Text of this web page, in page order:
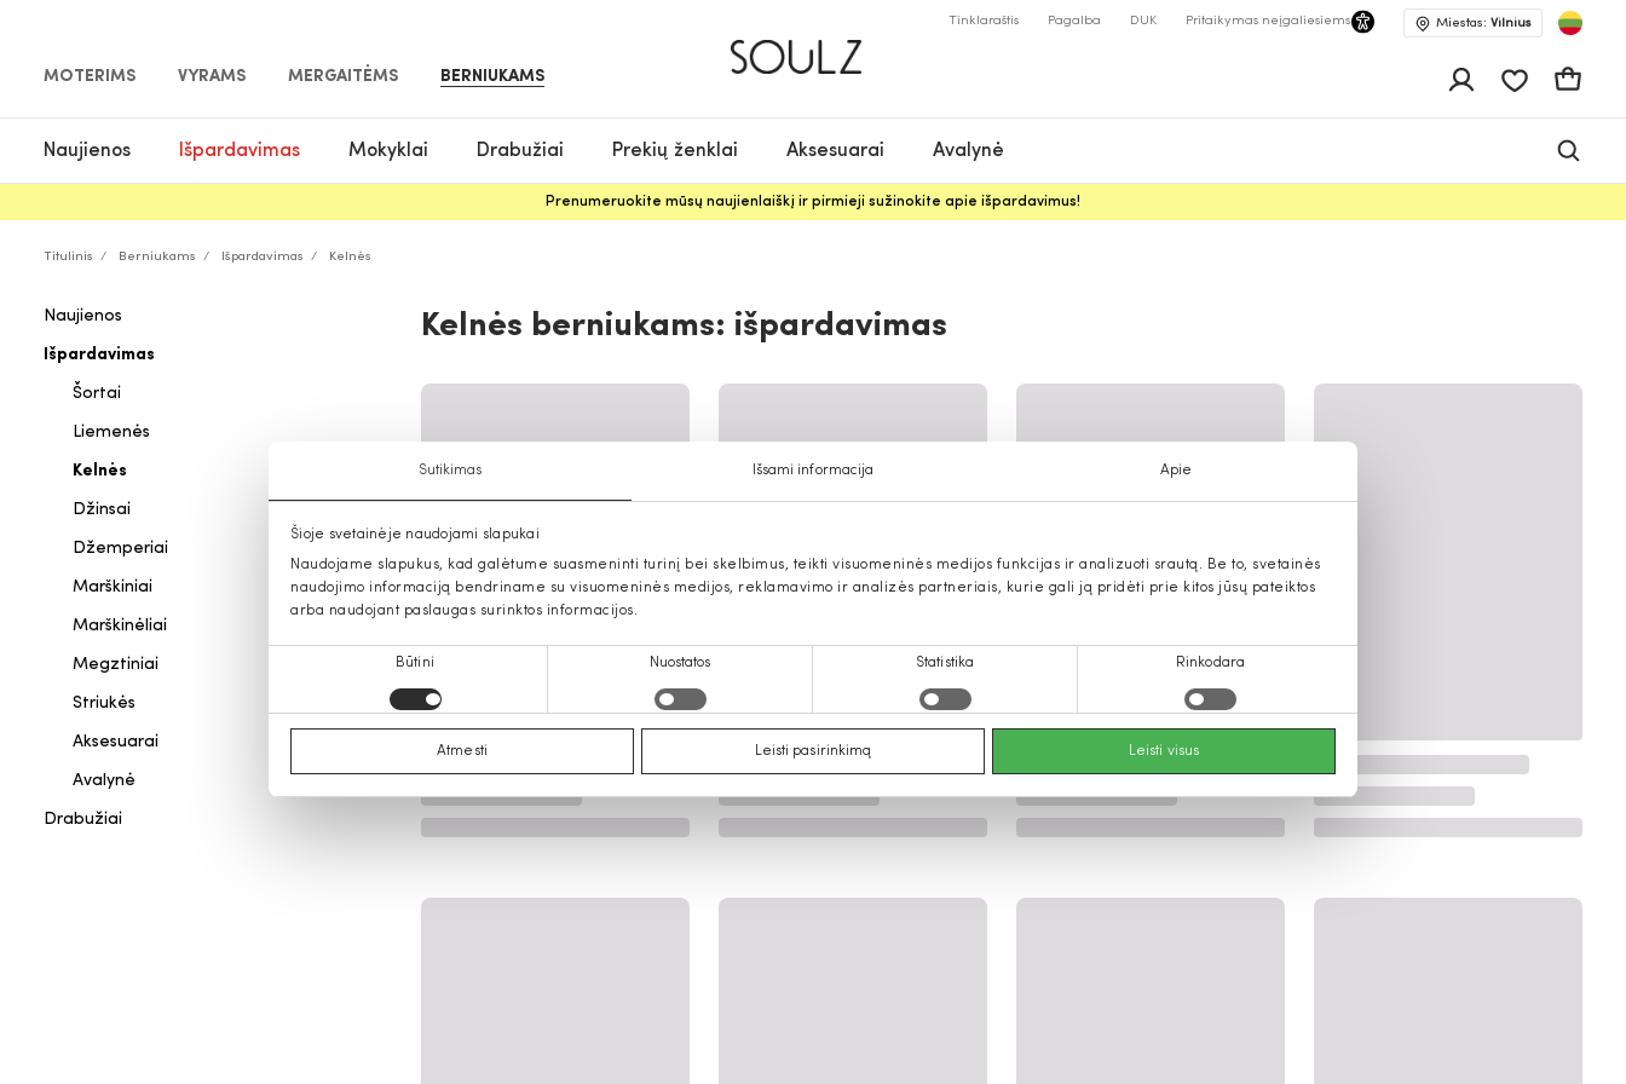
Sutikimas Išsami informacija Apie
Šioje svetainėje naudojami slapukai
Naudojame slapukus, kad galėtume suasmeninti turinį bei skelbimus, teikti visuomeninės medijos funkcijas ir analizuoti srautą. Be to, svetainės
naudojimo informaciją bendriname su visuomeninės medijos, reklamavimo ir analizės partneriais, kurie gali ją pridėti prie kitos jūsų pateiktos
arba naudojant paslaugas surinktos informacijos.
Būtini Nuostatos Statistika Rinkodara
Atmesti Leisti pasirinkimą Leisti visus
MOTERIMS VYRAMS MERGAITĖMS BERNIUKAMS
Tinklaraštis Pagalba DUK Pritaikymas neįgaliesiems Miestas: Vilnius
Pageidavimų
Naujienos Išpardavimas Mokyklai Drabužiai Prekių ženklai Aksesuarai Avalynė
Prenumeruokite mūsų naujienlaiškį ir pirmieji sužinokite apie išpardavimus!
Titulinis Berniukams Išpardavimas Kelnės
Naujienos
Išpardavimas
Šortai
Liemenės
Kelnės
Džinsai
Džemperiai
Marškiniai
Marškinėliai
Megztiniai
Striukės
Aksesuarai
Avalynė
Drabužiai
Kelnės berniukams: išpardavimas